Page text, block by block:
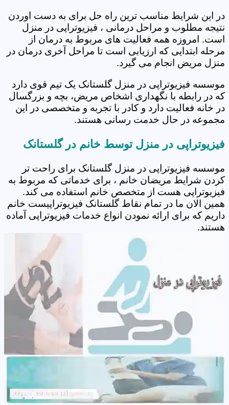
در این شرایط مناسب ترین راه حل برای به دست اوردن
نتیجه مطلوب و مراحل درمانی ، فیزیوتراپی در منزل
است. امروزه همه فعالیت های مربوط به درمان از
مرحله ابتدایی که ارزیابی است تا مراحل آخری درمان در
منزل مریض انجام می گیرد.
موسسه فیزیوتراپی در منزل گلستانک یک تیم قوی دارد
که در رابطه با نگهداری اشخاص مریض، بچه و بزرگسال
در خانه فعالیت دارد و کادر با تجربه و متخصصی در این
مجموعه در حال خدمت رسانی هستند.
فیزیوتراپی در منزل توسط خانم در گلستانک
موسسه فیزیوتراپی در منزل گلستانک برای راحت تر
کردن شرایط مریضان خانم ، برای خدماتی که مربوط به
فیزیوتراپی هست از متخصص خانم استفاده می کند.
همین الان ما در تمام نقاط گلستانک فیزیوتراپیست خانم
داریم که برای ارائه نمودن انواع خدمات فیزیوتراپی آماده
هستند.